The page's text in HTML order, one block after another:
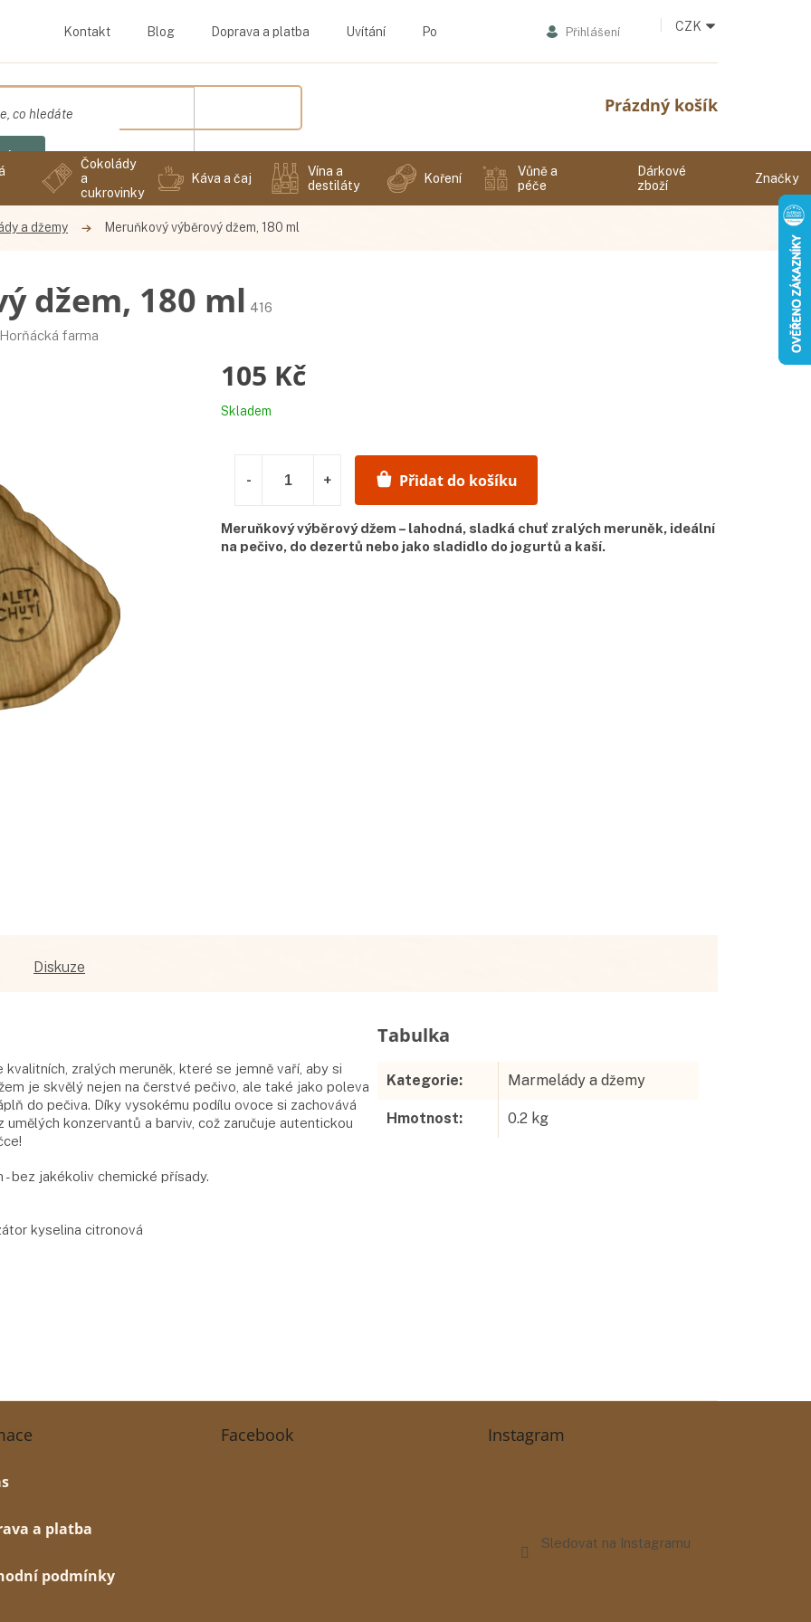
Kontakt Blog Doprava a platba Uvítání Podmínky ochrany osobních údajů CZK
Přihlášení
Nákupní
košík
Prázdný košík
Čokolády
a
cukrovinky
Káva a čaj
Vína a
destiláty
Koření
Vůně a
péče
Dárkové
zboží
Značky
a džemy Meruňkový výběrový džem, 180 ml
džem, 180 ml 416
Horňácká farma
105 Kč
Měrná
Skladem
Přidat do košíku
Meruňkový výběrový džem – lahodná, sladká chuť zralých meruněk, ideální
na pečivo, do dezertů nebo jako sladidlo do jogurtů a kaší.
Diskuze
zralých meruněk, které se jemně vaří, aby si
je skvělý nejen na čerstvé pečivo, ale také jako poleva
do pečiva. Díky vysokému podílu ovoce si zachovává
konzervantů a barviv, což zaručuje autentickou
bez jakékoliv chemické přísady.
kyselina citronová
Kategorie: Marmelády a džemy
Hmotnost: 0.2 kg
a platba
podmínky
Facebook Instagram
Sledovat na Instagramu